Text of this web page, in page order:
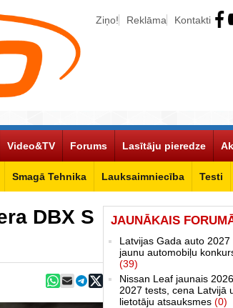
Ziņo! Reklāma Kontakti
Smagā Tehnika Lauksaimniecība Testi
Video&TV Forums Lasītāju pieredze
DBX S
JAUNĀKAIS
Latvijas Gada auto 2027
jaunu automobiļu
(39)
Nissan Leaf jaunais
2027 tests, cena Latvijā
lietotāju atsauksmes (0)